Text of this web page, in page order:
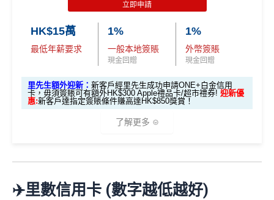
立即申請
HK$15萬
最低年薪要求
1%
一般本地簽賬
現金回贈
1%
外幣簽賬
現金回贈
里先生額外迎新： 新客戶經里先生成功申請ONE+白金信用
卡，毋須簽賬可有額外HK$300 Apple禮品卡/超市禮券! 迎新優
惠:新客戶達指定簽賬條件賺高達HK$850獎賞！
了解更多
🎁迎新禮遇
里先生額外HK$300現金券！
✈️里數信用卡 (數字越低越好)